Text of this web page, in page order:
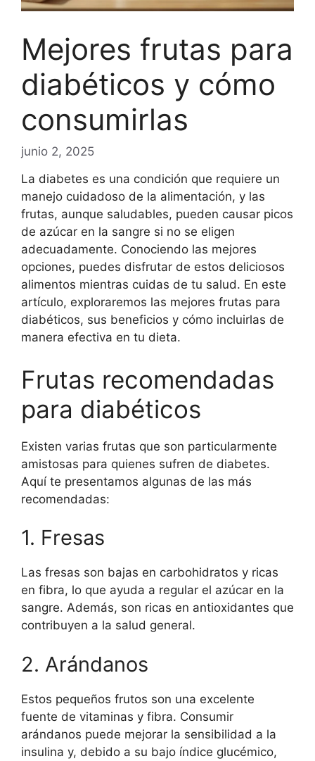
Mejores frutas para
diabéticos y cómo
consumirlas
junio 2, 2025
La diabetes es una condición que requiere un
manejo cuidadoso de la alimentación, y las
frutas, aunque saludables, pueden causar picos
de azúcar en la sangre si no se eligen
adecuadamente. Conociendo las mejores
opciones, puedes disfrutar de estos deliciosos
alimentos mientras cuidas de tu salud. En este
artículo, exploraremos las mejores frutas para
diabéticos, sus beneficios y cómo incluirlas de
manera efectiva en tu dieta.
Frutas recomendadas
para diabéticos
Existen varias frutas que son particularmente
amistosas para quienes sufren de diabetes.
Aquí te presentamos algunas de las más
recomendadas:
1. Fresas
Las fresas son bajas en carbohidratos y ricas
en fibra, lo que ayuda a regular el azúcar en la
sangre. Además, son ricas en antioxidantes que
contribuyen a la salud general.
2. Arándanos
Estos pequeños frutos son una excelente
fuente de vitaminas y fibra. Consumir
arándanos puede mejorar la sensibilidad a la
insulina y, debido a su bajo índice glucémico,